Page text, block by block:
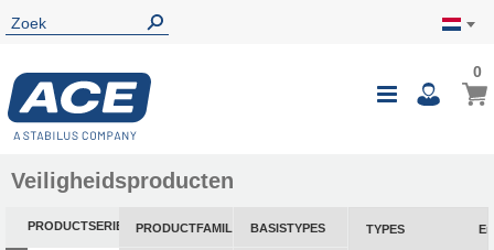
0
Veiligheidsproducten
PRODUCTSERIE PRODUCTFAMILIE BASISTYPES TYPES